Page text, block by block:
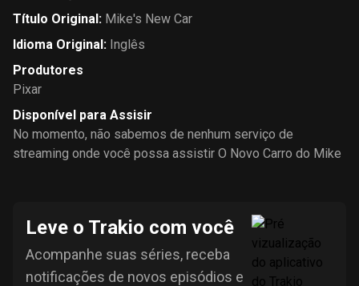
Título Original: Mike's New Car
Idioma Original: Inglês
Produtores
Pixar
Disponível para Assisir
No momento, não sabemos de nenhum serviço de
streaming onde você possa assistir O Novo Carro do Mike
Leve o Trakio com você
Acompanhe suas séries, receba
notificações de novos episódios e